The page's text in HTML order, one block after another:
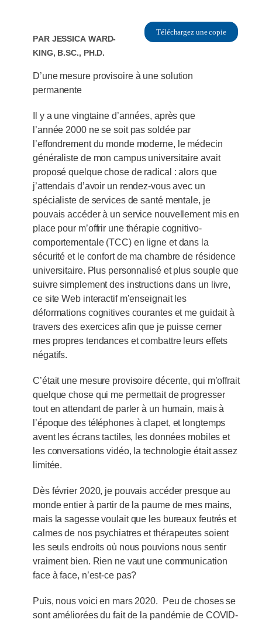
ParJessica Ward-
King, B.Sc., Ph.D.
Téléchargez une copie
D’une mesure provisoire à une solution
permanente
Il y a une vingtaine d’années, après que
l’année 2000 ne se soit pas soldée par
l’effondrement du monde moderne, le médecin
généraliste de mon campus universitaire avait
proposé quelque chose de radical : alors que
j’attendais d’avoir un rendez-vous avec un
spécialiste de services de santé mentale, je
pouvais accéder à un service nouvellement mis en
place pour m’offrir une thérapie cognitivo-
comportementale (TCC) en ligne et dans la
sécurité et le confort de ma chambre de résidence
universitaire. Plus personnalisé et plus souple que
suivre simplement des instructions dans un livre,
ce site Web interactif m’enseignait les
déformations cognitives courantes et me guidait à
travers des exercices afin que je puisse cerner
mes propres tendances et combattre leurs effets
négatifs.
C’était une mesure provisoire décente, qui m’offrait
quelque chose qui me permettait de progresser
tout en attendant de parler à un humain, mais à
l’époque des téléphones à clapet, et longtemps
avent les écrans tactiles, les données mobiles et
les conversations vidéo, la technologie était assez
limitée.
Dès février 2020, je pouvais accéder presque au
monde entier à partir de la paume de mes mains,
mais la sagesse voulait que les bureaux feutrés et
calmes de nos psychiatres et thérapeutes soient
les seuls endroits où nous pouvions nous sentir
vraiment bien. Rien ne vaut une communication
face à face, n’est-ce pas?
Puis, nous voici en mars 2020. Peu de choses se
sont améliorées du fait de la pandémie de COVID-